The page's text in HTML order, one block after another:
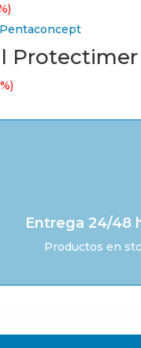
Entrega 24/48
Productos en